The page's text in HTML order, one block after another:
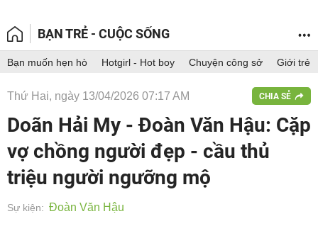
BẠN TRẺ - CUỘC SỐNG
Bạn muốn hẹn hò Hotgirl - Hot boy Chuyện công sở Giới trẻ
Thứ Hai, ngày 13/04/2026 07:17 AM CHIA SẺ
Doãn Hải My - Đoàn Văn Hậu: Cặp
vợ chồng người đẹp - cầu thủ
triệu người ngưỡng mộ
Sự kiện: Đoàn Văn Hậu